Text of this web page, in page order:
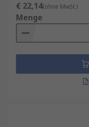
€ 22,14(ohne MwSt.)
Menge